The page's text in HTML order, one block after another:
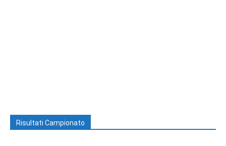
Risultati Campionato